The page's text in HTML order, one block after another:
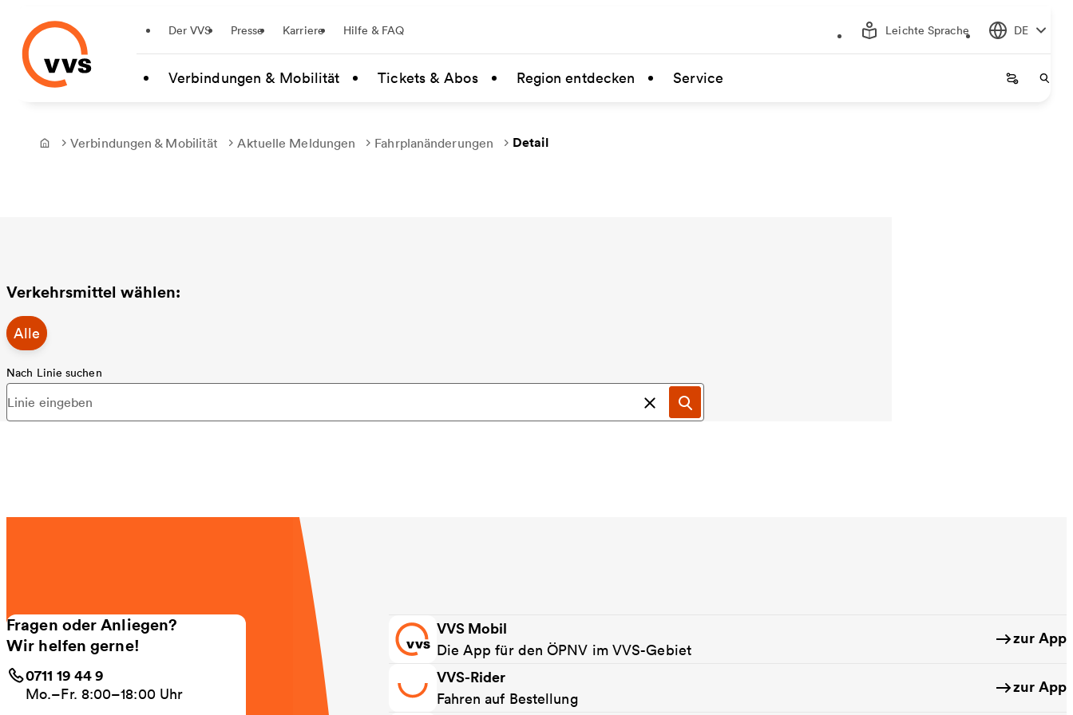
Zum Hauptinhalt springen
Der VVS Presse Karriere Hilfe & FAQ Leichte Sprache DE
Verbindungen & Mobilität Tickets & Abos Region entdecken Service Startseite
Frontpage
Verbindungen & Mobilität Aktuelle Meldungen Fahrplanänderungen Detail
Verkehrsmittel wählen:
Alle
Nach Linie suchen
Suche abschicken
Suche abschicken
Fragen oder Anliegen?
Wir helfen gerne!
0711 19 44 9
Mo.–Fr. 8:00–18:00 Uhr
VVS Mobil
Die App für den ÖPNV im VVS-Gebiet
zur App
VVS-Rider
Fahren auf Bestellung
zur App